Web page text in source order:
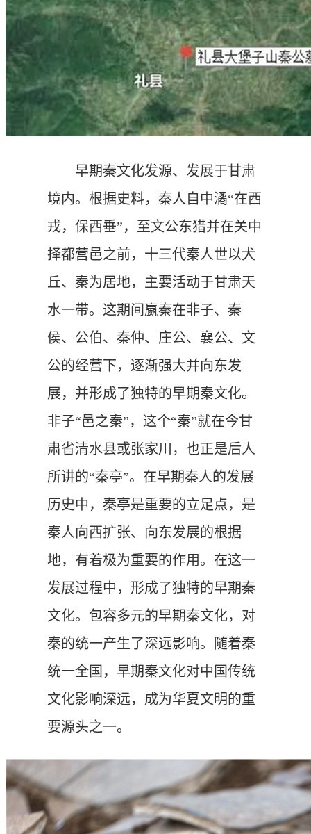
早期秦文化发源、发展于甘肃
境内。 根据史料，秦人自中潏“在西
戎，保西垂”，至文公东猎并在关中
择都营邑之前，十三代秦人世以犬
丘、秦为居地，主要活动于甘肃天
水一带。这期间嬴秦在非子、秦
侯、公伯、秦仲、庄公、襄公、文
公的经营下，逐渐强大并向东发
展，并形成了独特的早期秦文化。
非子“邑之秦”，这个“秦”就在今甘
肃省清水县或张家川，也正是后人
所讲的“秦亭”。 在早期秦人的发展
历史中，秦亭是重要的立足点，是
秦人向西扩张、向东发展的根据
地，有着极为重要的作用。 在这一
发展过程中，形成了独特的早期秦
文化。包容多元的早期秦文化，对
秦的统一产生了深远影响。随着秦
统一全国，早期秦文化对中国传统
文化影响深远，成为华夏文明的重
要源头之一。